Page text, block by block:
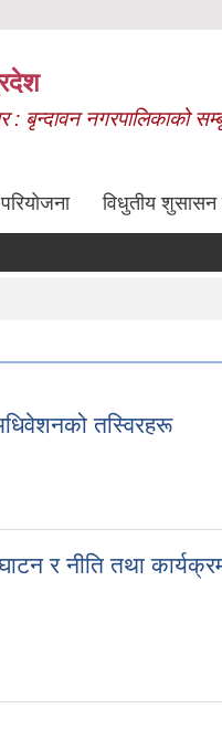
: बृन्दावन नगरपालिकाको
विधुतीय शुसासन
तस्विरहरू
र नीति तथा